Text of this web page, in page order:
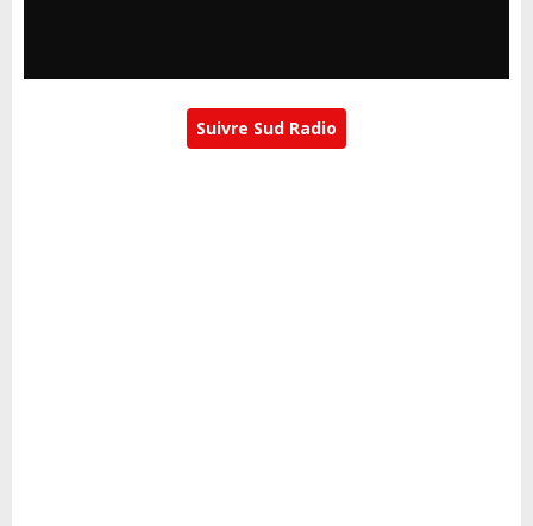
Suivre Sud Radio